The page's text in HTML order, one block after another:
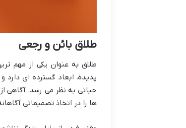
طلاق بائن و رجعی
طلاق به عنوان یکی از مهم
پدیده، ابعاد گسترده ای دارد
حیاتی به نظر می رسد. آگاهی
ها را در اتخاذ تصمیماتی